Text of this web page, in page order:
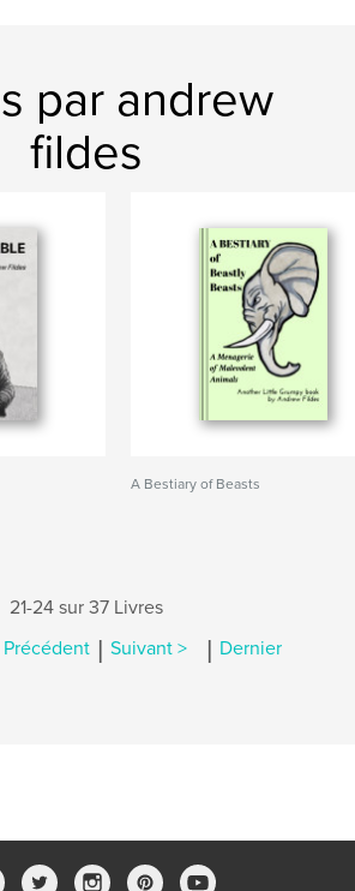
par andrew
fildes
A Bestiary of Beasts
21-24 sur 37 Livres
Précédent | Suivant > | Dernier